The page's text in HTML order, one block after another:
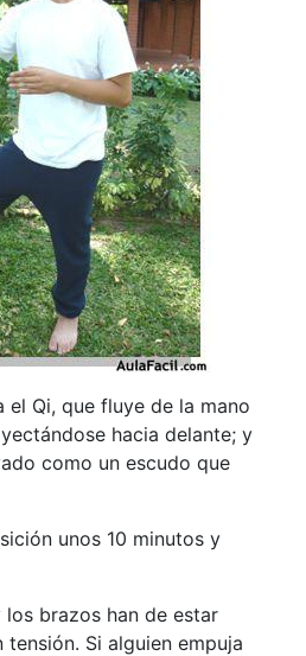
el Qi, que fluye de la mano
hacia delante; y
como un escudo que
unos 10 minutos y
brazos han de estar
Si alguien empuja